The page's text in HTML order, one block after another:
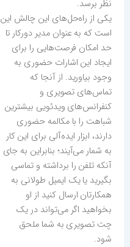
نظر برسد.
یکی از راه‌حل‌های این چالش این
است که به عنوان مدیر دورکار تا
حد امکان فرصت‌هایی را برای
ایجاد این اشارات حضوری به
وجود بیاورید. از آنجا که
تماس‌های تصویری و
کنفرانس‌های ویدئویی بیشترین
شباهت را با مکالمه حضوری
دارند، ابزار ایده‌آلی برای این کار
به شمار می‌آیند؛ بنابراین به جای
آنکه تلفن را برداشته و تماسی
بگیرید یا یک ایمیل طولانی به
همکارتان ارسال کنید از او
بخواهید اگر می‌تواند در یک
چت تصویری به شما ملحق
شود.